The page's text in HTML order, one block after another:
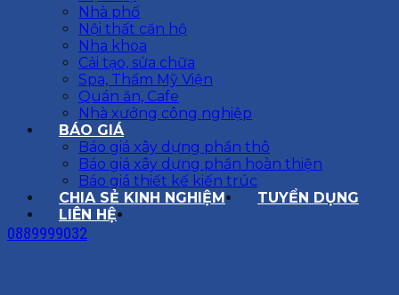
Nhà phố
Nội thất căn hộ
Nha khoa
Cải tạo, sửa chữa
Spa, Thẩm Mỹ Viện
Quán ăn, Cafe
Nhà xưởng công nghiệp
BÁO GIÁ
Báo giá xây dựng phần thô
Báo giá xây dựng phần hoàn thiện
Báo giá thiết kế kiến trúc
CHIA SẺ KINH NGHIỆM
TUYỂN DỤNG
LIÊN HỆ
0889999032